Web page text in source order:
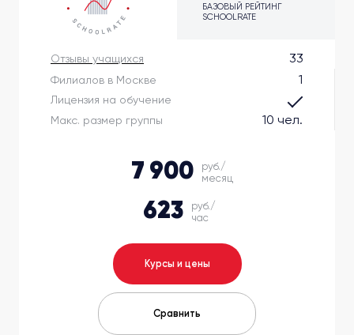
Отзывы учащихся 33
Филиалов в Москве 1
Макс. размер группы 10 чел.
Лицензия на обучение
БАЗОВЫЙ РЕЙТИНГ
SCHOOLRATE
7 900
руб./
месяц
623
руб./
час
Курсы и цены
Сравнить